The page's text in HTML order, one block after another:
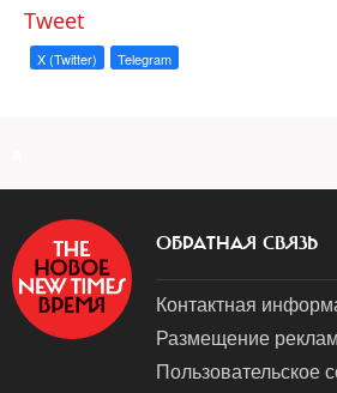
Tweet
X (Twitter) Telegram
ОБРАТНАЯ СВЯЗЬ
Контактная
Размещение
Пользовательское